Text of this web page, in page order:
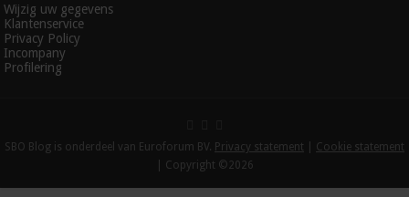
Wijzig uw gegevens
Klantenservice
Privacy Policy
Incompany
Profilering
SBO Blog is onderdeel van Euroforum BV. Privacy statement
Cookie statement
| Copyright ©2026